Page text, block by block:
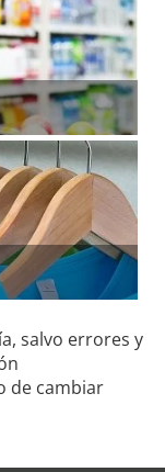
salvo errores y
de cambiar